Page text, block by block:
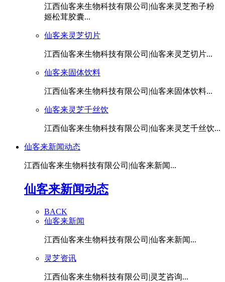
江西仙客来生物科技有限公司|仙客来灵芝孢子粉
姬松茸胶囊...
仙客来灵芝切片
江西仙客来生物科技有限公司|仙客来灵芝切片...
仙客来固体饮料
江西仙客来生物科技有限公司|仙客来固体饮料...
仙客来灵芝千丝饮
江西仙客来生物科技有限公司|仙客来灵芝千丝饮...
仙客来新闻动态
江西仙客来生物科技有限公司|仙客来新闻...
仙客来新闻动态
BACK
仙客来新闻
江西仙客来生物科技有限公司|仙客来新闻...
灵芝资讯
江西仙客来生物科技有限公司|灵芝咨询...